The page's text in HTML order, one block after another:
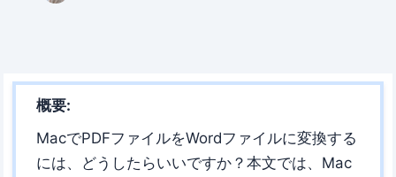
概要:
MacでPDFファイルをWordファイルに変換する
には、どうしたらいいですか？本文では、Mac